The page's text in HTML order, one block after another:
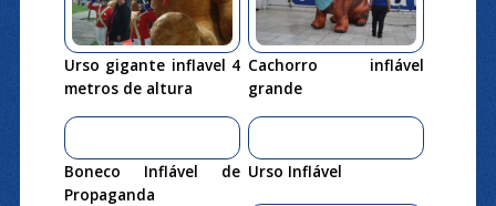
Urso gigante inflavel 4
metros de altura
Cachorro inflável
grande
Boneco Inflável de
Propaganda
Urso Inflável